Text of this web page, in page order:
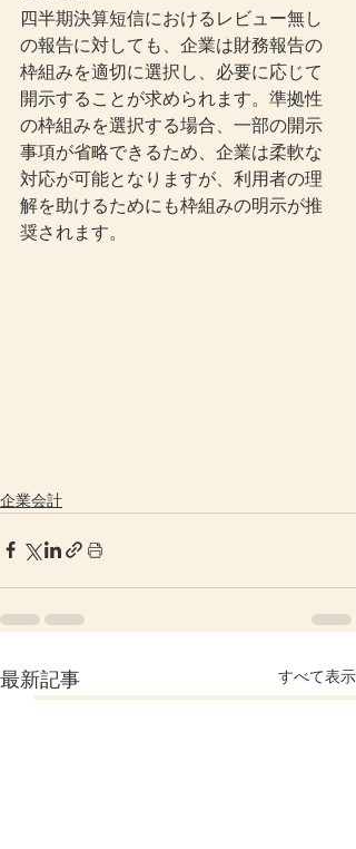
四半期決算短信におけるレビュー無し
の報告に対しても、企業は財務報告の
枠組みを適切に選択し、必要に応じて
開示することが求められます。準拠性
の枠組みを選択する場合、一部の開示
事項が省略できるため、企業は柔軟な
対応が可能となりますが、利用者の理
解を助けるためにも枠組みの明示が推
奨されます。
企業会計
最新記事 すべて表示